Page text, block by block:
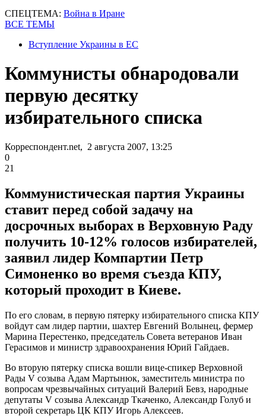
СПЕЦТЕМА: Война в Иране
ВСЕ ТЕМЫ
Вступление Украины в ЕС
Коммунисты обнародовали
первую десятку
избирательного списка
Корреспондент.net, 2 августа 2007, 13:25
0
21
Коммунистическая партия Украины
ставит перед собой задачу на
досрочных выборах в Верховную Раду
получить 10-12% голосов избирателей,
заявил лидер Компартии Петр
Симоненко во время съезда КПУ,
который проходит в Киеве.
По его словам, в первую пятерку избирательного списка КПУ
войдут сам лидер партии, шахтер Евгений Волынец, фермер
Марина Перестенко, председатель Совета ветеранов Иван
Герасимов и министр здравоохранения Юрий Гайдаев.
Во вторую пятерку списка вошли вице-спикер Верховной
Рады V созыва Адам Мартынюк, заместитель министра по
вопросам чрезвычайных ситуаций Валерий Бевз, народные
депутаты V созыва Александр Ткаченко, Александр Голуб и
второй секретарь ЦК КПУ Игорь Алексеев.